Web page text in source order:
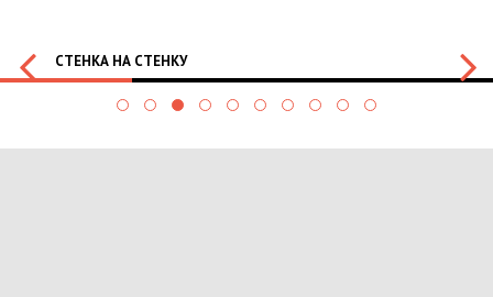
СТЕНКА НА СТЕНКУ